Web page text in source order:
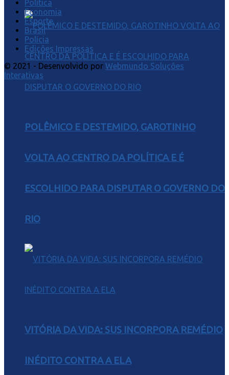
POLÊMICO E DESTEMIDO, GAROTINHO
VOLTA AO CENTRO DA POLÍTICA E É
ESCOLHIDO PARA DISPUTAR O GOVERNO DO
RIO
VITÓRIA DA VIDA: SUS INCORPORA REMÉDIO
INÉDITO CONTRA A ELA
Política
Economia
Esporte
Brasil
Polícia
Edições Impressas
© 2021 - Desenvolvido por Webmundo Soluções
Interativas